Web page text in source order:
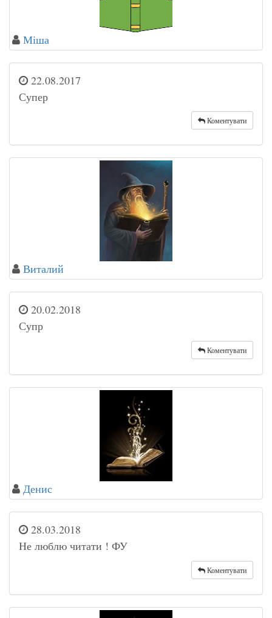
Міша
22.08.2017
Супер
Коментувати
Виталий
20.02.2018
Супр
Коментувати
Денис
28.03.2018
Не люблю читати ! ФУ
Коментувати